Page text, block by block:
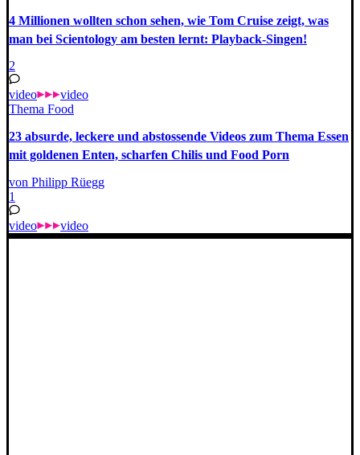
4 Millionen wollten schon sehen, wie Tom Cruise zeigt, was
man bei Scientology am besten lernt: Playback-Singen!
2
video
video
Thema Food
23 absurde, leckere und abstossende Videos zum Thema Essen
mit goldenen Enten, scharfen Chilis und Food Porn
von Philipp Rüegg
1
video video